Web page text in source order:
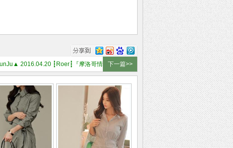
2016.04.20 ┇Roer┇『摩洛哥情调竖条翻领西装衬裙』
下一篇>>